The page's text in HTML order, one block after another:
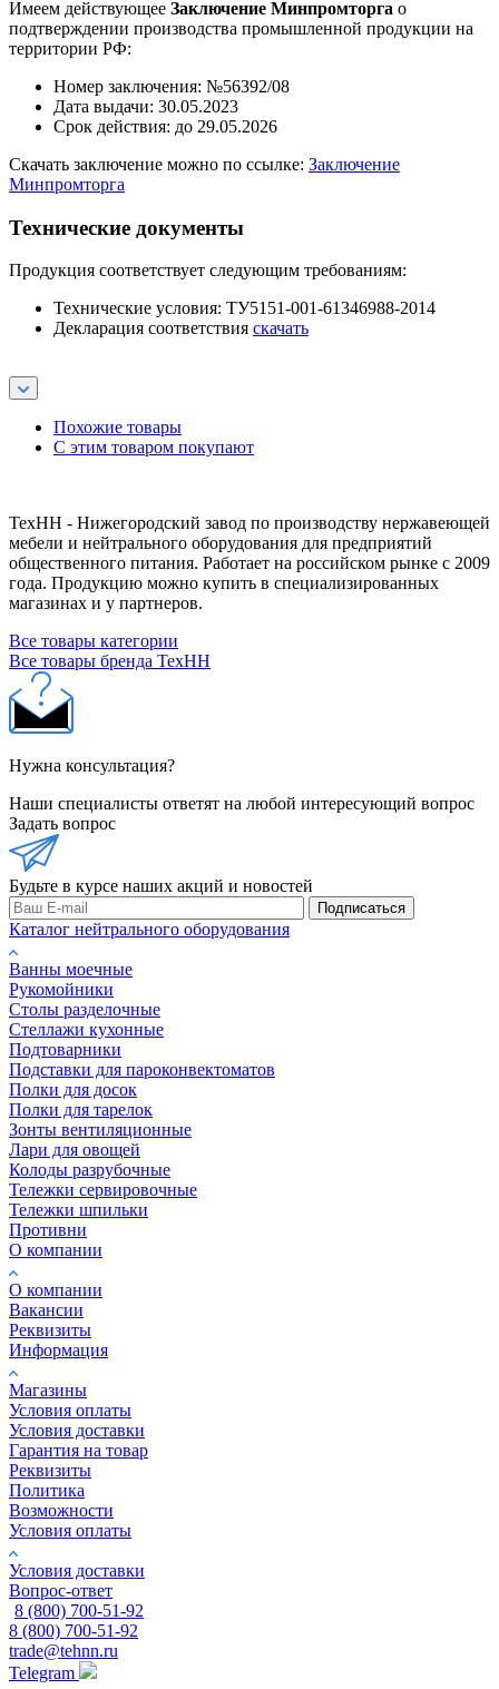
Имеем действующее Заключение Минпромторга о
подтверждении производства промышленной продукции на
территории РФ:
Номер заключения: №56392/08
Дата выдачи: 30.05.2023
Срок действия: до 29.05.2026
Скачать заключение можно по ссылке: Заключение
Минпромторга
Технические документы
Продукция соответствует следующим требованиям:
Технические условия: ТУ5151-001-61346988-2014
Декларация соответствия скачать
Похожие товары
С этим товаром покупают
ТехНН - Нижегородский завод по производству нержавеющей
мебели и нейтрального оборудования для предприятий
общественного питания. Работает на российском рынке с 2009
года. Продукцию можно купить в специализированных
магазинах и у партнеров.
Все товары категории
Все товары бренда ТехНН
Нужна консультация?
Наши специалисты ответят на любой интересующий вопрос
Задать вопрос
Будьте в курсе наших акций и новостей
Подписаться
Каталог нейтрального оборудования
Ванны моечные
Рукомойники
Столы разделочные
Стеллажи кухонные
Подтоварники
Подставки для пароконвектоматов
Полки для досок
Полки для тарелок
Зонты вентиляционные
Лари для овощей
Колоды разрубочные
Тележки сервировочные
Тележки шпильки
Противни
О компании
О компании
Вакансии
Реквизиты
Информация
Магазины
Условия оплаты
Условия доставки
Гарантия на товар
Реквизиты
Политика
Возможности
Условия оплаты
Условия доставки
Вопрос-ответ
8 (800) 700-51-92
8 (800) 700-51-92
trade@tehnn.ru
Telegram